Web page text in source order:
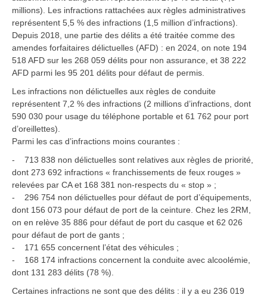
millions). Les infractions rattachées aux règles administratives
représentent 5,5 % des infractions (1,5 million d’infractions).
Depuis 2018, une partie des délits a été traitée comme des
amendes forfaitaires délictuelles (AFD) : en 2024, on note 194
518 AFD sur les 268 059 délits pour non assurance, et 38 222
AFD parmi les 95 201 délits pour défaut de permis.
Les infractions non délictuelles aux règles de conduite
représentent 7,2 % des infractions (2 millions d’infractions, dont
590 030 pour usage du téléphone portable et 61 762 pour port
d’oreillettes).
Parmi les cas d’infractions moins courantes :
- 713 838 non délictuelles sont relatives aux règles de priorité,
dont 273 692 infractions « franchissements de feux rouges »
relevées par CA et 168 381 non-respects du « stop » ;
- 296 754 non délictuelles pour défaut de port d’équipements,
dont 156 073 pour défaut de port de la ceinture. Chez les 2RM,
on en relève 35 886 pour défaut de port du casque et 62 026
pour défaut de port de gants ;
- 171 655 concernent l’état des véhicules ;
- 168 174 infractions concernent la conduite avec alcoolémie,
dont 131 283 délits (78 %).
Certaines infractions ne sont que des délits : il y a eu 236 019